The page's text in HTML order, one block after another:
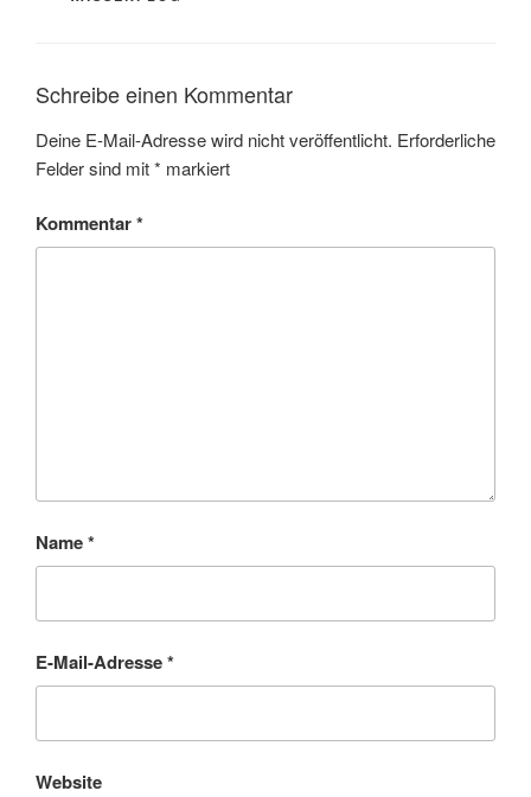
Schreibe einen Kommentar
Deine E-Mail-Adresse wird nicht veröffentlicht. Erforderliche
Felder sind mit* markiert
Kommentar*
Name*
E-Mail-Adresse*
Website